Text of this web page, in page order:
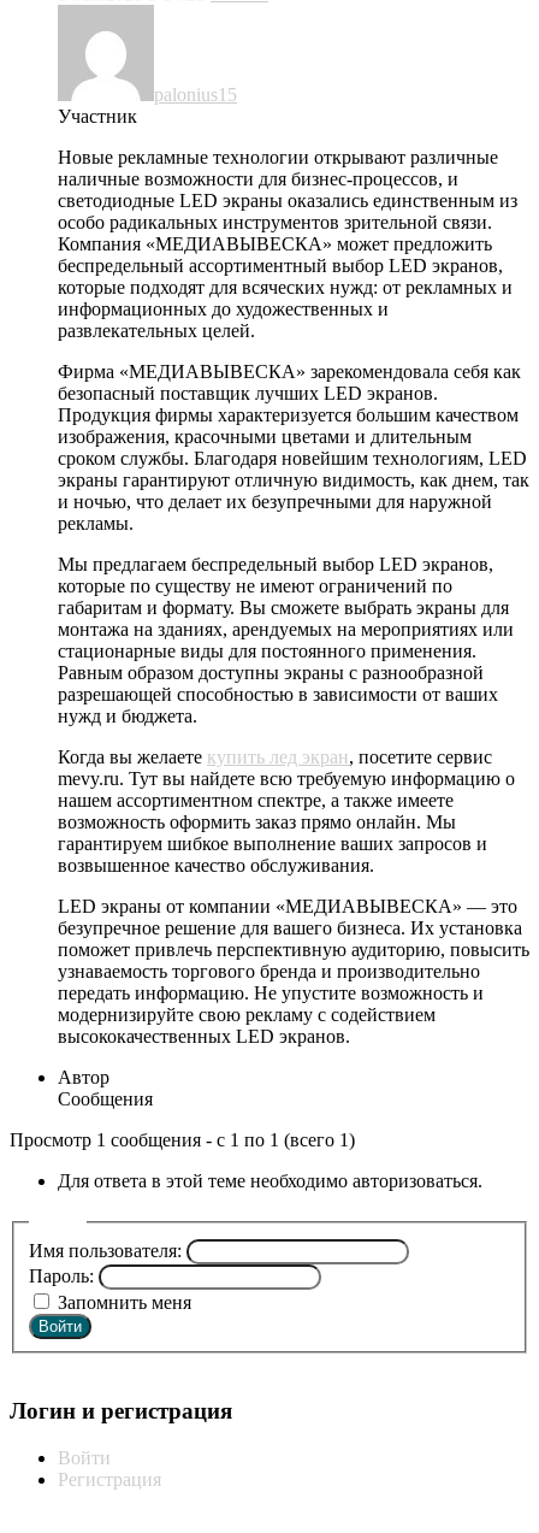
palonius15
Участник
Новые рекламные технологии открывают различные
наличные возможности для бизнес-процессов, и
светодиодные LED экраны оказались единственным из
особо радикальных инструментов зрительной связи.
Компания «МЕДИАВЫВЕСКА» может предложить
беспредельный ассортиментный выбор LED экранов,
которые подходят для всяческих нужд: от рекламных и
информационных до художественных и
развлекательных целей.
Фирма «МЕДИАВЫВЕСКА» зарекомендовала себя как
безопасный поставщик лучших LED экранов.
Продукция фирмы характеризуется большим качеством
изображения, красочными цветами и длительным
сроком службы. Благодаря новейшим технологиям, LED
экраны гарантируют отличную видимость, как днем, так
и ночью, что делает их безупречными для наружной
рекламы.
Мы предлагаем беспредельный выбор LED экранов,
которые по существу не имеют ограничений по
габаритам и формату. Вы сможете выбрать экраны для
монтажа на зданиях, арендуемых на мероприятиях или
стационарные виды для постоянного применения.
Равным образом доступны экраны с разнообразной
разрешающей способностью в зависимости от ваших
нужд и бюджета.
Когда вы желаете купить лед экран, посетите сервис
mevy.ru. Тут вы найдете всю требуемую информацию о
нашем ассортиментном спектре, а также имеете
возможность оформить заказ прямо онлайн. Мы
гарантируем шибкое выполнение ваших запросов и
возвышенное качество обслуживания.
LED экраны от компании «МЕДИАВЫВЕСКА» — это
безупречное решение для вашего бизнеса. Их установка
поможет привлечь перспективную аудиторию, повысить
узнаваемость торгового бренда и производительно
передать информацию. Не упустите возможность и
модернизируйте свою рекламу с содействием
высококачественных LED экранов.
Автор
Сообщения
Просмотр 1 сообщения - с 1 по 1 (всего 1)
Для ответа в этой теме необходимо авторизоваться.
Имя пользователя:
Пароль:
Запомнить меня
Войти
Логин и регистрация
Войти
Регистрация